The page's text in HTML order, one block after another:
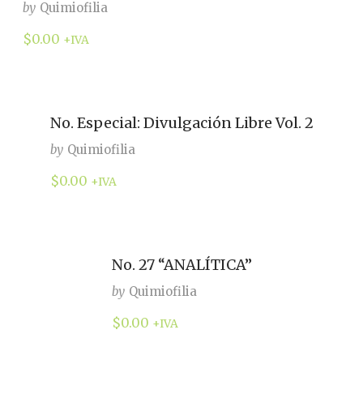
by Quimiofilia
$0.00 +IVA
No. Especial: Divulgación Libre Vol. 2
by Quimiofilia
$0.00 +IVA
No. 27 “ANALÍTICA”
by Quimiofilia
$0.00 +IVA